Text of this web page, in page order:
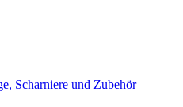
Scharniere und Zubehör